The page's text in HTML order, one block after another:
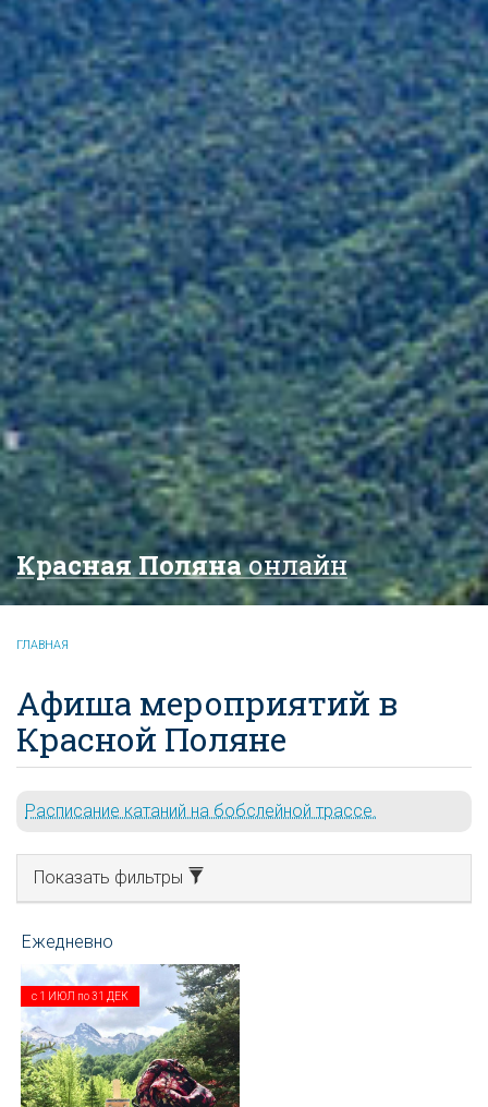
Красная Полянаонлайн
ГЛАВНАЯ
Афиша мероприятий в
Красной Поляне
Расписание катаний на бобслейной трассе.
Показать фильтры
с 1 ИЮЛ по31 ДЕК